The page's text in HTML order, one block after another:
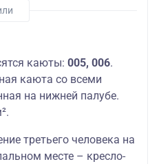
каюты: 005, 006.
каюта со всеми
на нижней палубе.
третьего человека на
месте – кресло-